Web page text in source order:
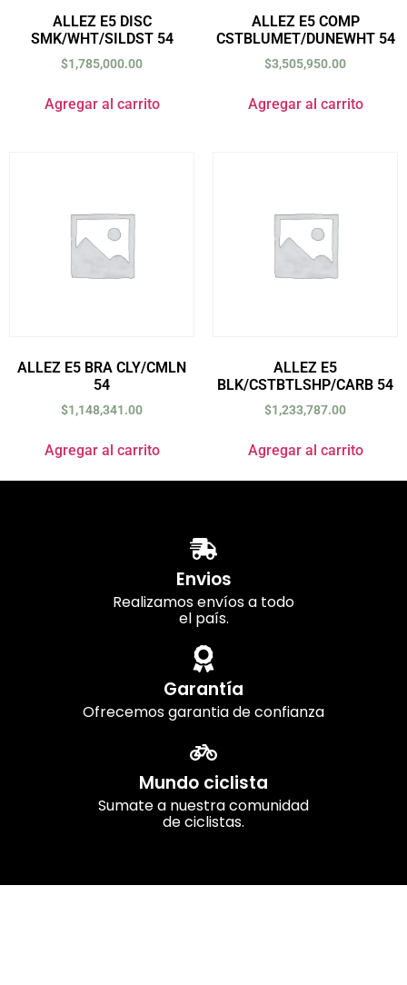
ALLEZ E5 DISC
SMK/WHT/SILDST 54
$1,785,000.00
Agregar al carrito
ALLEZ E5 COMP
CSTBLUMET/DUNEWHT 54
$3,505,950.00
Agregar al carrito
ALLEZ E5 BRA CLY/CMLN
54
$1,148,341.00
Agregar al carrito
ALLEZ E5
BLK/CSTBTLSHP/CARB 54
$1,233,787.00
Agregar al carrito
Envios
Realizamos envíos a todo
el país.
Garantía
Ofrecemos garantia de confianza
Mundo ciclista
Sumate a nuestra comunidad
de ciclistas.